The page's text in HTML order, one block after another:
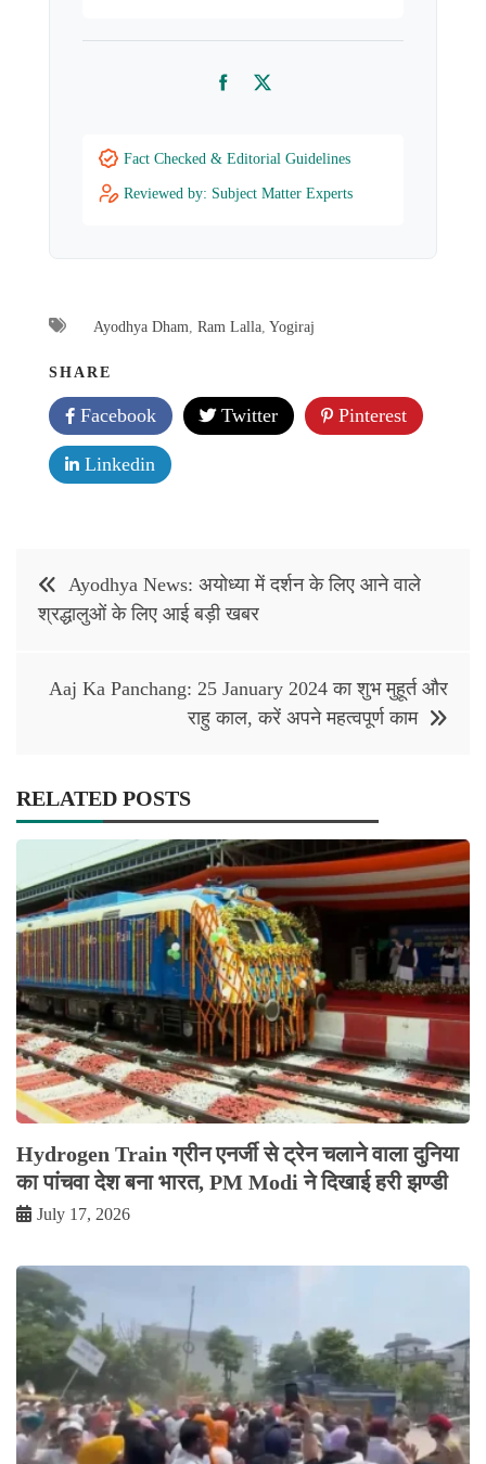
FacebookTwitter
Fact Checked & Editorial Guidelines
Reviewed by: Subject Matter Experts
Ayodhya Dham Ram Lalla Yogiraj
SHARE
Facebook Twitter Pinterest
Linkedin
navigation
Ayodhya News: अयोध्या में दर्शन के लिए आने वाले
श्रद्धालुओं के लिए आई बड़ी खबर
Aaj Ka Panchang: 25 January 2024 का शुभ मुहूर्त और
राहु काल, करें अपने महत्वपूर्ण काम
RELATED POSTS
Hydrogen Train ग्रीन एनर्जी से ट्रेन चलाने वाला दुनिया
का पांचवा देश बना भारत, PM Modi ने दिखाई हरी झण्डी
July 17, 2026